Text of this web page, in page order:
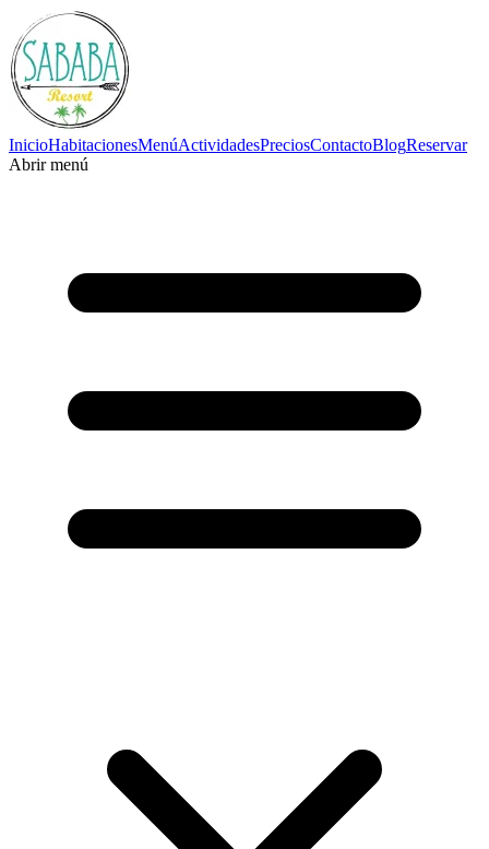
InicioHabitacionesMenúActividadesPreciosContactoBlogReservar
Abrir menú